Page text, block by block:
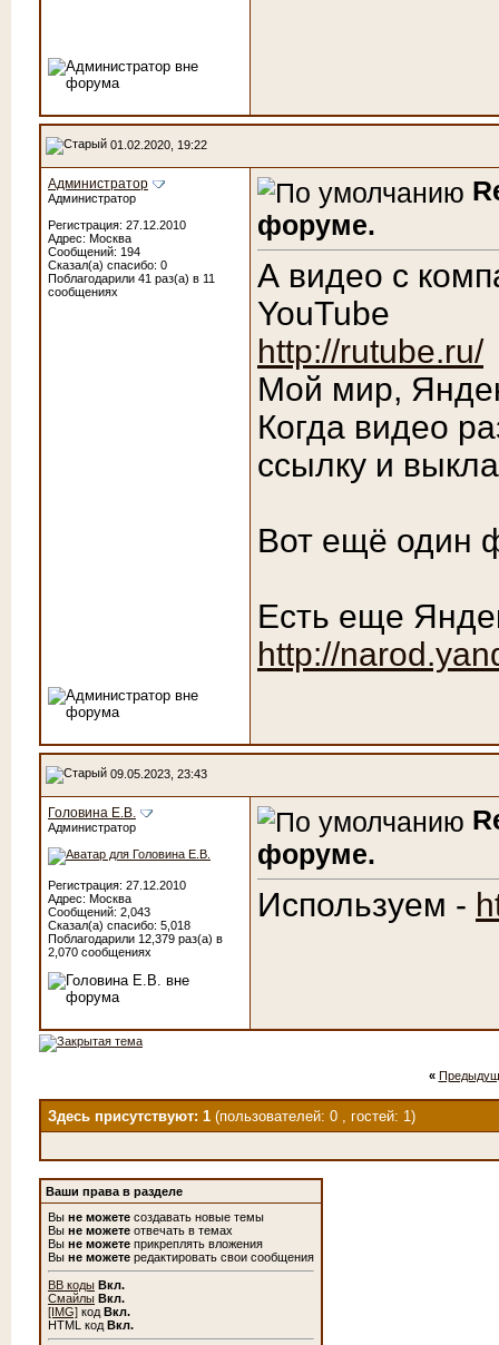
01.02.2020, 19:22
Администратор
Администратор
Регистрация: 27.12.2010
Адрес: Москва
Сообщений: 194
Сказал(а) спасибо: 0
Поблагодарили 41 раз(а) в 11
сообщениях
форуме.
А видео с
YouTube
http://rutube.ru/
Мой мир,
Когда видео
ссылку и
Вот ещё один
Есть еще
http://
09.05.2023, 23:43
Головина Е.В.
Администратор
Регистрация: 27.12.2010
Адрес: Москва
Сообщений: 2,043
Сказал(а) спасибо: 5,018
Поблагодарили 12,379 раз(а) в
2,070 сообщениях
форуме.
Используем -
«
Здесь присутствуют: 1 (пользователей: 0 , гостей: 1)
Ваши права в разделе
Вы не можете создавать новые темы
Вы не можете отвечать в темах
Вы не можете прикреплять вложения
Вы не можете редактировать свои сообщения
BB коды Вкл.
Смайлы Вкл.
[IMG] код Вкл.
HTML код Вкл.